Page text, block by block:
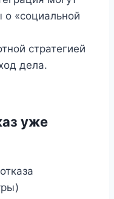
о «социальной
стратегией
дела.
уже